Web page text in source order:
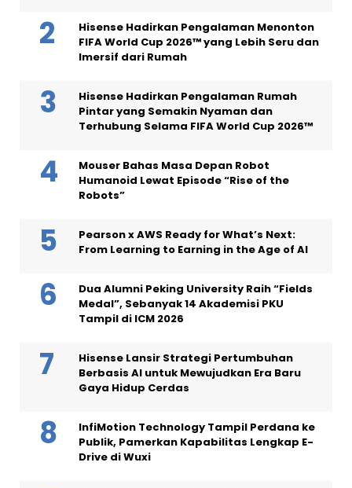
Hisense Hadirkan Pengalaman Menonton
FIFA World Cup 2026™ yang Lebih Seru dan
Imersif dari Rumah
Hisense Hadirkan Pengalaman Rumah
Pintar yang Semakin Nyaman dan
Terhubung Selama FIFA World Cup 2026™
Mouser Bahas Masa Depan Robot
Humanoid Lewat Episode “Rise of the
Robots”
Pearson x AWS Ready for What’s Next:
From Learning to Earning in the Age of AI
Dua Alumni Peking University Raih “Fields
Medal”, Sebanyak 14 Akademisi PKU
Tampil di ICM 2026
Hisense Lansir Strategi Pertumbuhan
Berbasis AI untuk Mewujudkan Era Baru
Gaya Hidup Cerdas
InfiMotion Technology Tampil Perdana ke
Publik, Pamerkan Kapabilitas Lengkap E-
Drive di Wuxi